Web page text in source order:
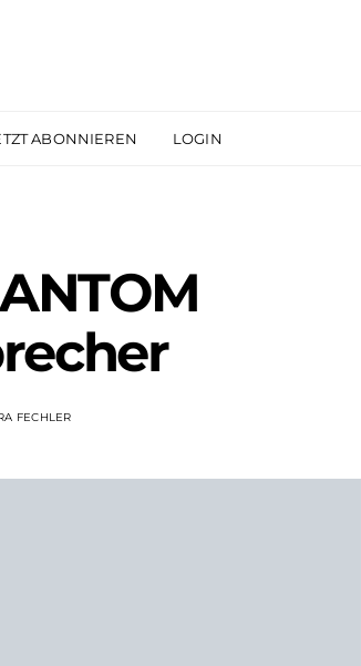
ABONNIEREN LOGIN
FECHLER